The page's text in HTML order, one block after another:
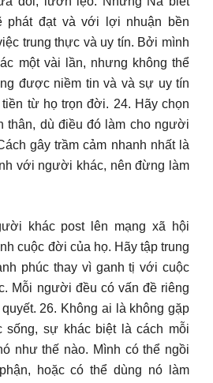
phát đạt và với lợi nhuận bền
trung thực và uy tín. Bởi mình
một vài lần, nhưng không thể
được niềm tin và và sự uy tín
từ họ trọn đời. 24. Hãy chọn
thân, dù điều đó làm cho người
gây trầm cảm nhanh nhất là
với người khác, nên đừng làm
khác post lên mạng xã hội
cuộc đời của họ. Hãy tập trung
phúc thay vì ganh tị với cuộc
Mỗi người đều có vấn đề riêng
26. Không ai là không gặp
sống, sự khác biệt là cách mỗi
như thế nào. Mình có thể ngồi
hoặc có thể dùng nó làm